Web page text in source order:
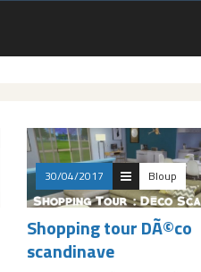
30/04/2017 Bloup
Shopping tour DÃ©co
scandinave